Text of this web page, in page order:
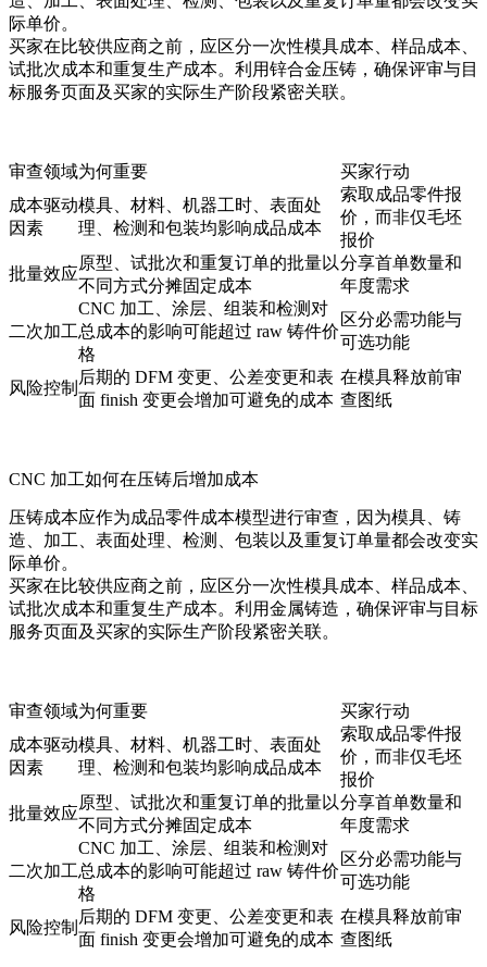
际单价。
买家在比较供应商之前，应区分一次性模具成本、样品成本、
试批次成本和重复生产成本。利用锌合金压铸 ，确保评审与目
标服务页面及买家的实际生产阶段紧密关联。
审查领域为何重要
买家行动
成本驱动
因素
模具、材料、机器工时、表面处
理、检测和包装均影响成品成本
索取成品零件报
价，而非仅毛坯
报价
批量效应
原型、试批次和重复订单的批量以
不同方式分摊固定成本
分享首单数量和
年度需求
二次加工
CNC 加工、涂层、组装和检测对
总成本的影响可能超过 raw 铸件价
格
区分必需功能与
可选功能
风险控制
后期的 DFM 变更、公差变更和表
面 finish 变更会增加可避免的成本
在模具释放前审
查图纸
CNC 加工如何在压铸后增加成本
压铸成本应作为成品零件成本模型进行审查，因为模具、铸
造、加工、表面处理、检测、包装以及重复订单量都会改变实
际单价。
买家在比较供应商之前，应区分一次性模具成本、样品成本、
试批次成本和重复生产成本。利用金属铸造 ，确保评审与目标
服务页面及买家的实际生产阶段紧密关联。
审查领域为何重要
买家行动
成本驱动
因素
模具、材料、机器工时、表面处
理、检测和包装均影响成品成本
索取成品零件报
价，而非仅毛坯
报价
批量效应
原型、试批次和重复订单的批量以
不同方式分摊固定成本
分享首单数量和
年度需求
二次加工
CNC 加工、涂层、组装和检测对
总成本的影响可能超过 raw 铸件价
格
区分必需功能与
可选功能
风险控制
后期的 DFM 变更、公差变更和表
面 finish 变更会增加可避免的成本
在模具释放前审
查图纸